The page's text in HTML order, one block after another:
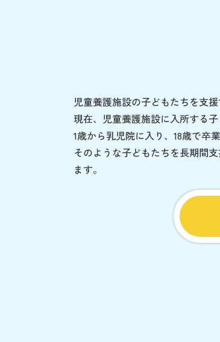
児童養護施設の子どもたちを支
現在、児童養護施設に入所する
1歳から乳児院に入り、18歳で卒
そのような子どもたちを長期間
ます。